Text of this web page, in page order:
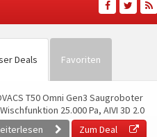
Deals Favoriten
T50 Omni Gen3 Saugroboter
25.000 Pa, AIVI 3D 2.0
Zum Deal